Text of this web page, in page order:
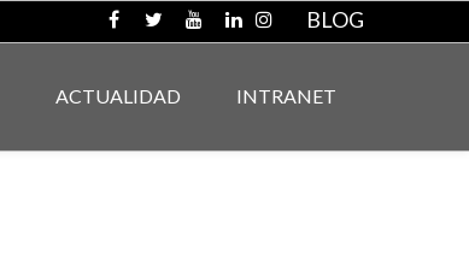
BLOG
ACTUALIDAD INTRANET